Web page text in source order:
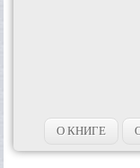
О КНИГЕ